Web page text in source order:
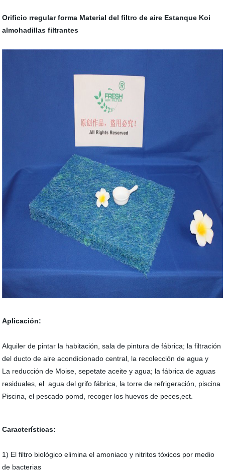
Orificio rregular forma Material del filtro de aire Estanque Koi
almohadillas filtrantes
Aplicación:
Alquiler de pintar la habitación, sala de pintura de fábrica; la filtración
del ducto de aire acondicionado central, la recolección de agua y
La reducción de Moise, sepetate aceite y agua; la fábrica de aguas
residuales, el agua del grifo fábrica, la torre de refrigeración, piscina
Piscina, el pescado pomd, recoger los huevos de peces,ect.
Características:
1) El filtro biológico elimina el amoniaco y nitritos tóxicos por medio
de bacterias